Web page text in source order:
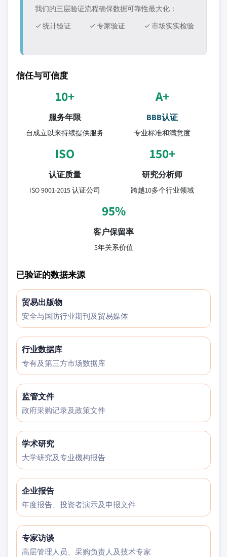
我们的三层验证流程确保数据可靠性最大化：
✓ 统计验证
✓ 专家验证 ✓ 市场实实检验
信任与可信度
10+
服务年限
自成立以来持续提供服务
A+
BBB认证
专业标准和满意度
ISO
认证质量
ISO 9001-2015 认证公司
150+
研究分析师
跨越10多个行业领域
95%
客户保留率
5年关系价值
已验证的数据来源
贸易出版物
安全与国防行业期刊及贸易媒体
行业数据库
专有及第三方市场数据库
监管文件
政府采购记录及政策文件
学术研究
大学研究及专业機构报告
企业报告
年度报告、投资者演示及申报文件
专家访谈
高层管理人员、采购负责人及技术专家